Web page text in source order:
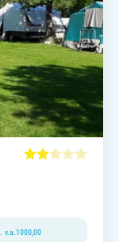
v.a. 1000,00